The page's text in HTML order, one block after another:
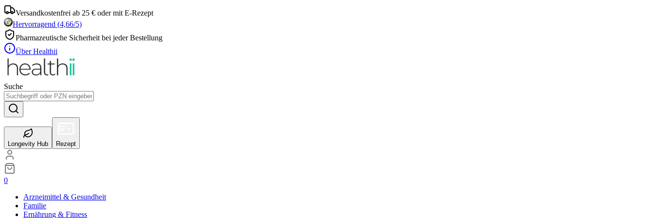
Versandkostenfrei ab 25 € oder mit E-Rezept
Hervorragend (4,66/5)
Pharmazeutische Sicherheit bei jeder Bestellung
Über Healthii
Suche
Longevity Hub Rezept
0
Arzneimittel & Gesundheit
Familie
Ernährung & Fitness